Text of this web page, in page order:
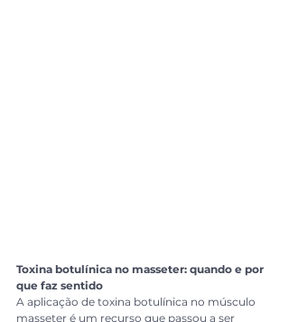
Toxina botulínica no masseter: quando e por
que faz sentido
A aplicação de toxina botulínica no músculo
masseter é um recurso que passou a ser